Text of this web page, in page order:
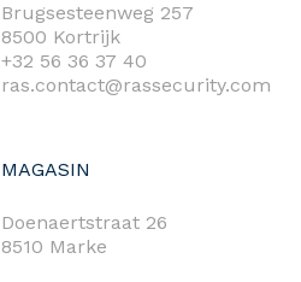
Brugsesteenweg 257
8500 Kortrijk
+32 56 36 37 40
ras.contact@rassecurity.com
MAGASIN
Doenaertstraat 26
8510 Marke